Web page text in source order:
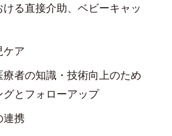
る直接介助、ベビーキャッ
ケア
者の知識・技術向上のため
グとフォローアップ
連携